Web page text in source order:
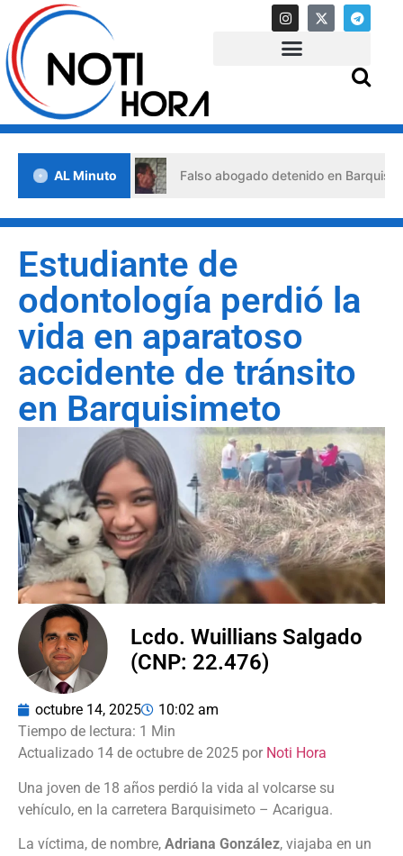
AL Minuto
crisis Falso abogado detenido en Barquisimeto:
Estudiante de
odontología perdió la
vida en aparatoso
accidente de tránsito
en Barquisimeto
Lcdo. Wuillians Salgado
(CNP: 22.476)
octubre 14, 2025 10:02 am
Actualizado 14 de octubre de 2025 por Noti Hora
Una joven de 18 años perdió la vida al volcarse su
vehículo, en la carretera Barquisimeto – Acarigua.
La víctima, de nombre, Adriana González, viajaba en un